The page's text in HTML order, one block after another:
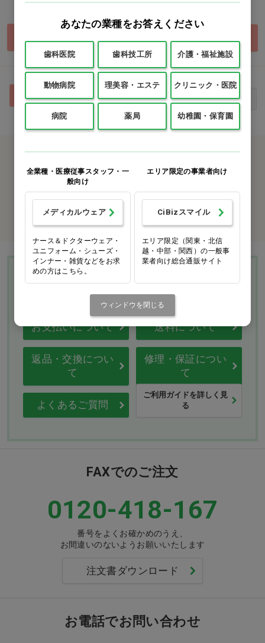
最初 前へ 次へ 最後
カタログをご利用のお客様
商品コード入力でクイックオーダー
Ciモール ウェブ通販のご利用ガイド・ヘル
プ
お支払いについて 送料について
返品・交換につい
て
修理・保証につい
て
よくあるご質問
ご利用ガイドを詳しく見
る
FAXでのご注文
0120-418-167
番号をよくお確かめのうえ、
お間違いのないようお願いいたします
注文書ダウンロード
お電話でお問い合わせ
あなたの業種をお答えください
歯科医院 歯科技工所 介護・福祉施設
動物病院 理美容・エステ クリニック・医院
病院 薬局 幼稚園・保育園
全業種・医療従事スタッフ・一
般向け
メディカルウェア
ナース＆ドクターウェア・
ユニフォーム・シューズ・
インナー・雑貨などをお求
めの方はこちら。
エリア限定の事業者向け
CiBizスマイル
エリア限定（関東・北信
越・中部・関西）の一般事
業者向け総合通販サイト
ウィンドウを閉じる